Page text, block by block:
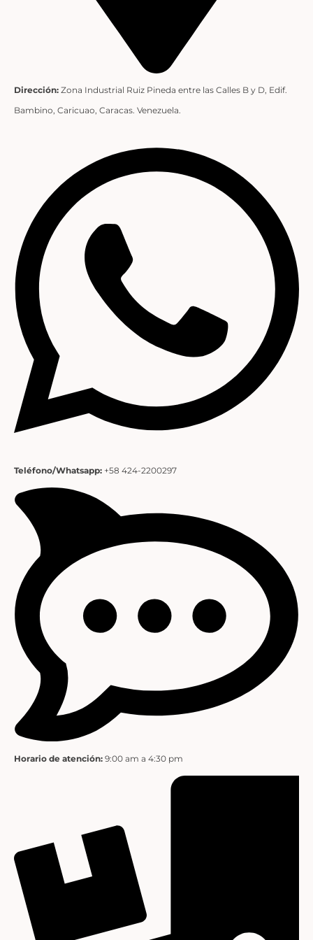
Dirección: Zona Industrial Ruiz Pineda entre las Calles B y D, Edif.
Bambino, Caricuao, Caracas. Venezuela.
Teléfono/Whatsapp: +58 424-2200297
Horario de atención: 9:00 am a 4:30 pm